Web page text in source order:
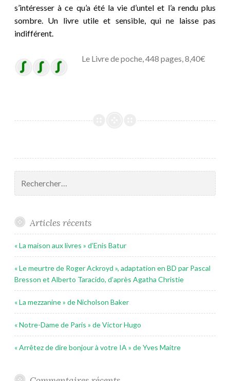
s’intéresser à ce qu’a été la vie d’untel et l’a rendu plus
sombre. Un livre utile et sensible, qui ne laisse pas
indifférent.
Le Livre de poche, 448 pages, 8,40€
Articles récents
« La maison aux livres » d’Enis Batur
« Le meurtre de Roger Ackroyd », adaptation en BD par Pascal
Bresson et Alberto Taracido, d’après Agatha Christie
« La mezzanine » de Nicholson Baker
« Notre-Dame de Paris » de Victor Hugo
« Arrêtez de dire bonjour à votre IA » de Yves Maitre